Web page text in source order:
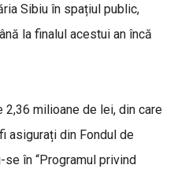
Sibiu în spațiul public,
la finalul acestui an încă
milioane de lei, din care
asigurați din Fondul de
în “Programul privind